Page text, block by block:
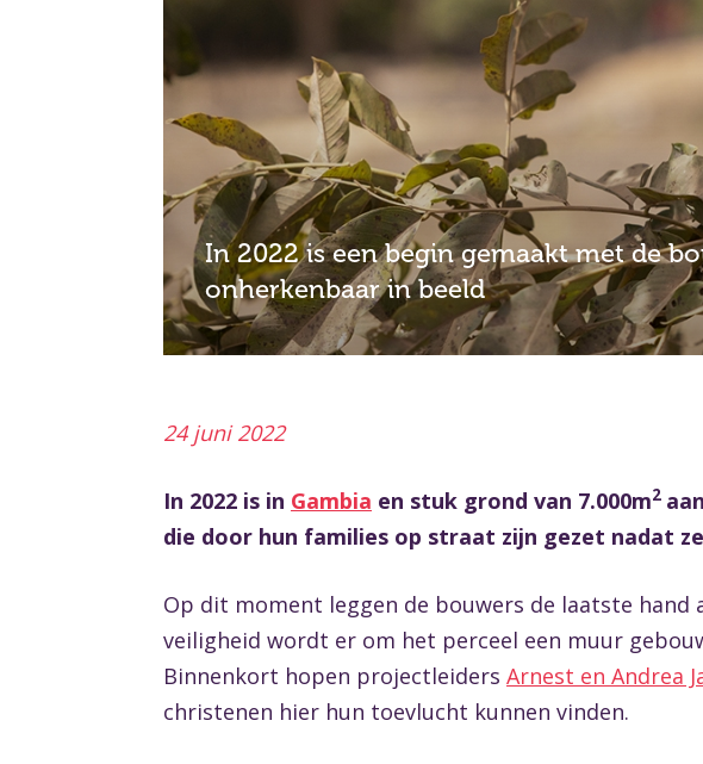
In 2022 is een begin gemaakt met de
onherkenbaar in beeld
24 juni 2022
In 2022 is in Gambia en stuk grond van 7.000m2
die door hun families op straat zijn gezet nadat
Op dit moment leggen de bouwers de laatste
veiligheid wordt er om het perceel een muur
Binnenkort hopen projectleiders Arnest en Andrea
christenen hier hun toevlucht kunnen vinden.